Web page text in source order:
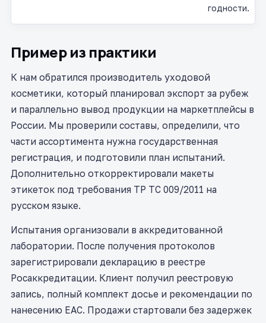
годности.
Пример из практики
К нам обратился производитель уходовой
косметики, который планировал экспорт за рубеж
и параллельно вывод продукции на маркетплейсы в
России. Мы проверили составы, определили, что
части ассортимента нужна государственная
регистрация, и подготовили план испытаний.
Дополнительно откорректировали макеты
этикеток под требования ТР ТС 009/2011 на
русском языке.
Испытания организовали в аккредитованной
лаборатории. После получения протоколов
зарегистрировали декларацию в реестре
Росаккредитации. Клиент получил реестровую
запись, полный комплект досье и рекомендации по
нанесению ЕАС. Продажи стартовали без задержек